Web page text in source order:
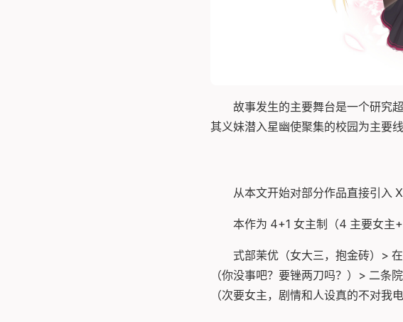
故事发生的主要舞台是一个研究
其义妹潜入星幽使聚集的校园为主要
从本文开始对部分作品直接引入
本作为 4+1 女主制（4 主要女主
式部茉优（女大三，抱金砖）>
（你没事吧？要锉两刀吗？）> 二条
（次要女主，剧情和人设真的不对我电